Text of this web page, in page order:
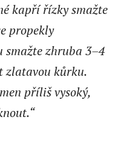
kapří řízky smažte
propekly
smažte zhruba 3–4
zlatavou kůrku.
příliš vysoký,